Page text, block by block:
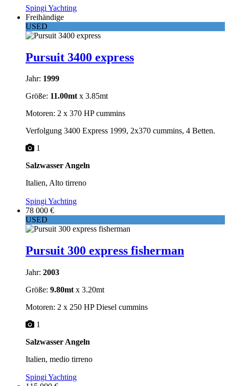
Spingi Yachting
Freihändige
USED
Pursuit 3400 express
Jahr: 1999
Größe: 11.00mtx 3.85mt
Motoren: 2 x 370 HP cummins
Verfolgung 3400 Express 1999, 2x370 cummins, 4 Betten.
1
Salzwasser Angeln
Italien, Alto tirreno
Spingi Yachting
78 000 €
USED
Pursuit 300 express fisherman
Jahr: 2003
Größe: 9.80mt x 3.20mt
Motoren: 2 x 250 HP Diesel cummins
1
Salzwasser Angeln
Italien, medio tirreno
Spingi Yachting